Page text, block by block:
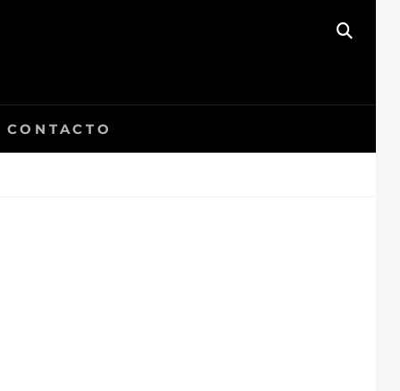
CONTACTO